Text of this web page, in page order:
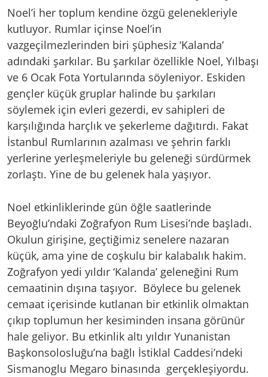
Noel’i her toplum kendine özgü gelenekleriyle
kutluyor. Rumlar içinse Noel’in
vazgeçilmezlerinden biri şüphesiz ‘Kalanda’
adındaki şarkılar. Bu şarkılar özellikle Noel, Yılbaşı
ve 6 Ocak Fota Yortularında söyleniyor. Eskiden
gençler küçük gruplar halinde bu şarkıları
söylemek için evleri gezerdi, ev sahipleri de
karşılığında harçlık ve şekerleme dağıtırdı. Fakat
İstanbul Rumlarının azalması ve şehrin farklı
yerlerine yerleşmeleriyle bu geleneği sürdürmek
zorlaştı. Yine de bu gelenek hala yaşıyor.
Noel etkinliklerinde gün öğle saatlerinde
Beyoğlu’ndaki Zoğrafyon Rum Lisesi’nde başladı.
Okulun girişine, geçtiğimiz senelere nazaran
küçük, ama yine de coşkulu bir kalabalık hakim.
Zoğrafyon yedi yıldır ‘Kalanda’ geleneğini Rum
cemaatinin dışına taşıyor. Böylece bu gelenek
cemaat içerisinde kutlanan bir etkinlik olmaktan
çıkıp toplumun her kesiminden insana görünür
hale geliyor. Bu etkinlik altı yıldır Yunanistan
Başkonsolosluğu’na bağlı İstiklal Caddesi’ndeki
Sismanoglu Megaro binasında gerçekleşiyordu.